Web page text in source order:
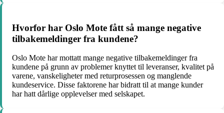
Hvorfor har Oslo Mote fått så mange negative
tilbakemeldinger fra kundene?
Oslo Mote har mottatt mange negative tilbakemeldinger fra
kundene på grunn av problemer knyttet til leveranser, kvalitet på
varene, vanskeligheter med returprosessen og manglende
kundeservice. Disse faktorene har bidratt til at mange kunder
har hatt dårlige opplevelser med selskapet.